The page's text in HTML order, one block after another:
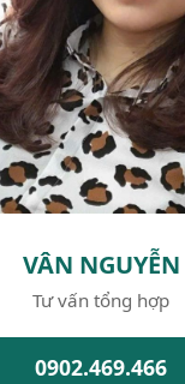
VÂN NGUYỄN
Tư vấn tổng hợp
0902.469.466